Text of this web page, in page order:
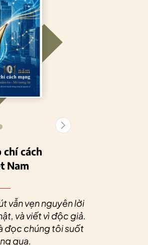
chí cách
Nam
vẫn vẹn nguyên lời
và viết vì độc giả.
đọc chúng tôi suốt
qua.